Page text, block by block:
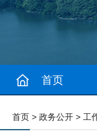
首页
首页 > 政务公开 > 工